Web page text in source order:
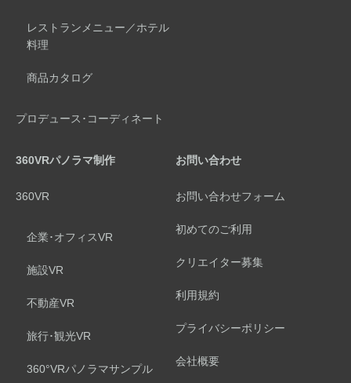
レストランメニュー／ホテル
料理
商品カタログ
プロデュース･コーディネート
360VRパノラマ制作
360VR
企業･オフィスVR
施設VR
不動産VR
旅行･観光VR
360°VRパノラマサンプル
お問い合わせ
お問い合わせフォーム
初めてのご利用
クリエイター募集
利用規約
プライバシーポリシー
会社概要